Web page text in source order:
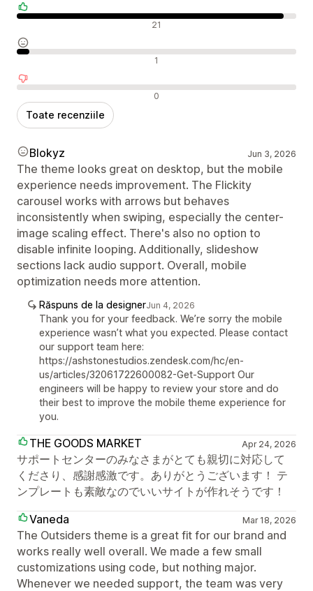
Recenzii pozitive 21
Recenzii neutre 1
Recenzii negative 0
Toate recenziile
Blokyz Jun 3, 2026
The theme looks great on desktop, but the mobile
experience needs improvement. The Flickity
carousel works with arrows but behaves
inconsistently when swiping, especially the center-
image scaling effect. There's also no option to
disable infinite looping. Additionally, slideshow
sections lack audio support. Overall, mobile
optimization needs more attention.
Răspuns de la designerJun 4, 2026
Thank you for your feedback. We’re sorry the mobile
experience wasn’t what you expected. Please contact
our support team here:
https://ashstonestudios.zendesk.com/hc/en-
us/articles/32061722600082-Get-Support Our
engineers will be happy to review your store and do
their best to improve the mobile theme experience for
you.
THE GOODS MARKET Apr 24, 2026
サポートセンターのみなさまがとても親切に対応して
くださり、感謝感激です。ありがとうございます！ テ
ンプレートも素敵なのでいいサイトが作れそうです！
Vaneda
Mar 18, 2026
The Outsiders theme is a great fit for our brand and
works really well overall. We made a few small
customizations using code, but nothing major.
Whenever we needed support, the team was very